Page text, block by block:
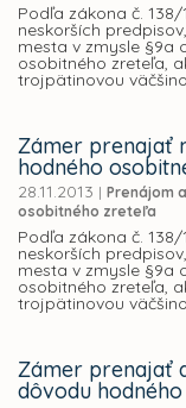
Podľa zákona č.
neskorších
mesta v zmysle §9a
osobitného zreteľa,
trojpätinovou
Zámer prenajať
hodného
28.11.2013 | Prenájom
osobitného zreteľa
Podľa zákona č.
neskorších
mesta v zmysle §9a
osobitného zreteľa,
trojpätinovou
Zámer prenajať
dôvodu